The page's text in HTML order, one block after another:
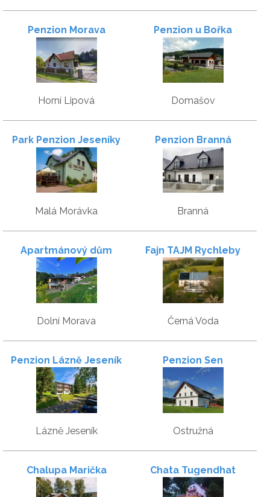
Penzion Morava
Horní Lipová
Penzion u Bořka
Domašov
Park Penzion Jeseníky
Malá Morávka
Penzion Branná
Branná
Apartmánový dům
Slunečník
Dolní Morava
Fajn TAJM Rychleby
Černá Voda
Penzion Lázně Jeseník
Lázně Jeseník
Penzion Sen
Ostružná
Chalupa Marička Chata Tugendhat